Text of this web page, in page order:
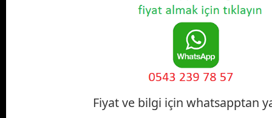
Fiyat ve bilgi için whatsapptan